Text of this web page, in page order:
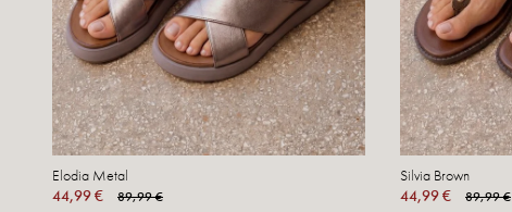
Elodia Metal
44,99 €
89,99 €
Silvia Brown
44,99 €
89,99 €